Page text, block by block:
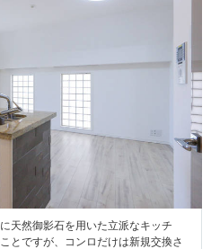
天然御影石を用いた立派なキッチ
とですが、コンロだけは新規交換さ